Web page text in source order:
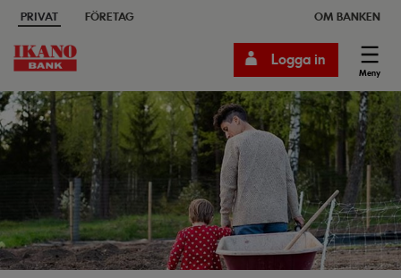
PRIVAT FÖRETAG OM BANKEN
Meny
Logga in